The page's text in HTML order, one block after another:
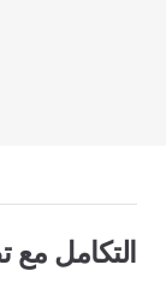
التكامل مع